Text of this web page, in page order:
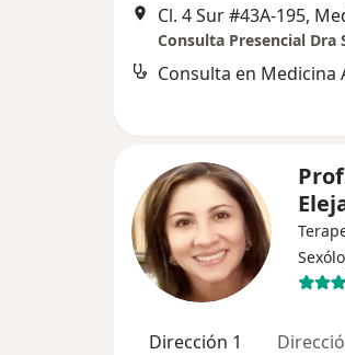
Cl. 4 Sur #43A-195,
Consulta Presencial Dra
Consulta en Medicina
Dirección 1